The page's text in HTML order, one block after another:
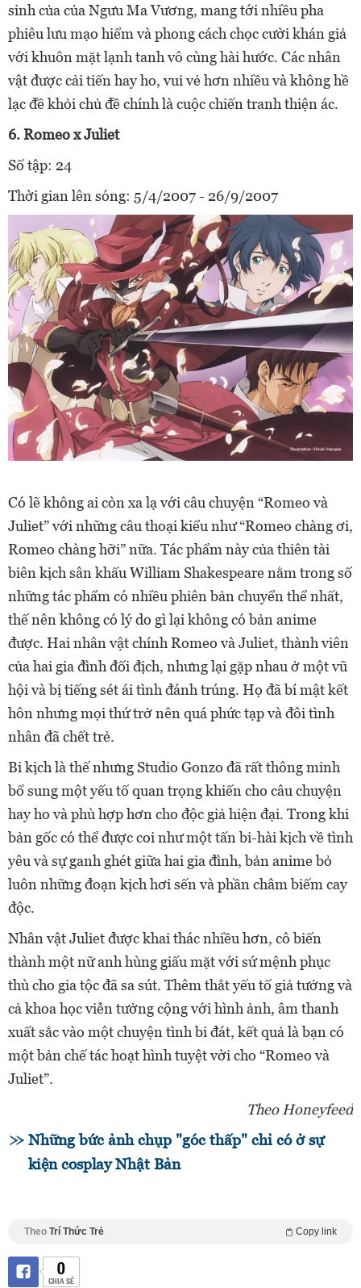
sinh của của Ngưu Ma Vương, mang tới nhiều pha
phiêu lưu mạo hiểm và phong cách chọc cười khán giả
với khuôn mặt lạnh tanh vô cùng hài hước. Các nhân
vật được cải tiến hay ho, vui vẻ hơn nhiều và không hề
lạc đề khỏi chủ đề chính là cuộc chiến tranh thiện ác.
6. Romeo x Juliet
Số tập: 24
Thời gian lên sóng: 5/4/2007 - 26/9/2007
Có lẽ không ai còn xa lạ với câu chuyện “Romeo và
Juliet” với những câu thoại kiểu như “Romeo chàng ơi,
Romeo chàng hỡi” nữa. Tác phẩm này của thiên tài
biên kịch sân khấu William Shakespeare nằm trong số
những tác phẩm có nhiều phiên bản chuyển thể nhất,
thế nên không có lý do gì lại không có bản anime
được. Hai nhân vật chính Romeo và Juliet, thành viên
của hai gia đình đối địch, nhưng lại gặp nhau ở một vũ
hội và bị tiếng sét ái tình đánh trúng. Họ đã bí mật kết
hôn nhưng mọi thứ trở nên quá phức tạp và đôi tình
nhân đã chết trẻ.
Bi kịch là thế nhưng Studio Gonzo đã rất thông minh
bổ sung một yếu tố quan trọng khiến cho câu chuyện
hay ho và phù hợp hơn cho độc giả hiện đại. Trong khi
bản gốc có thể được coi như một tấn bi-hài kịch về tình
yêu và sự ganh ghét giữa hai gia đình, bản anime bỏ
luôn những đoạn kịch hơi sến và phần châm biếm cay
độc.
Nhân vật Juliet được khai thác nhiều hơn, cô biến
thành một nữ anh hùng giấu mặt với sứ mệnh phục
thù cho gia tộc đã sa sút. Thêm thắt yếu tố giả tưởng và
cả khoa học viễn tưởng cộng với hình ảnh, âm thanh
xuất sắc vào một chuyện tình bi đát, kết quả là bạn có
một bản chế tác hoạt hình tuyệt vời cho “Romeo và
Juliet”.
Theo Honeyfeed
Những bức ảnh chụp "góc thấp" chỉ có ở sự
kiện cosplay Nhật Bản
Theo Trí Thức Trẻ Copy link
0
CHIA SẺ